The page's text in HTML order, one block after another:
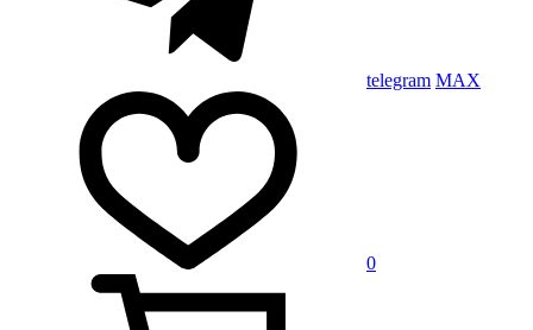
telegram MAX
0